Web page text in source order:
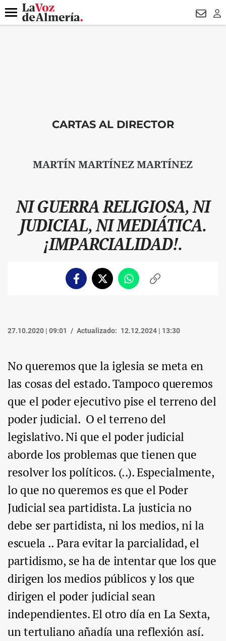
DESTACADO
Menú
CARTAS AL DIRECTOR
MARTÍN MARTÍNEZ MARTÍNEZ
NI GUERRA RELIGIOSA, NI
JUDICIAL, NI MEDIÁTICA.
¡IMPARCIALIDAD!.
FacebookTwitterWhatsappCopiar
27.10.2020 | 09:01 Actualizado: 12.12.2024 | 13:30
No queremos que la iglesia se meta en
las cosas del estado. Tampoco queremos
que el poder ejecutivo pise el terreno del
poder judicial. O el terreno del
legislativo. Ni que el poder judicial
aborde los problemas que tienen que
resolver los políticos. (..). Especialmente,
lo que no queremos es que el Poder
Judicial sea partidista. La justicia no
debe ser partidista, ni los medios, ni la
escuela .. Para evitar la parcialidad, el
partidismo, se ha de intentar que los que
dirigen los medios públicos y los que
dirigen el poder judicial sean
independientes. El otro día en La Sexta,
un tertuliano añadía una reflexión así.